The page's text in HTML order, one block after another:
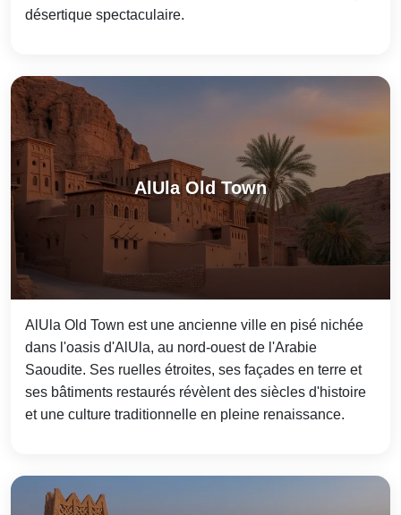
désertique spectaculaire.
AlUla Old Town
AlUla Old Town est une ancienne ville en pisé nichée
dans l'oasis d'AlUla, au nord-ouest de l'Arabie
Saoudite. Ses ruelles étroites, ses façades en terre et
ses bâtiments restaurés révèlent des siècles d'histoire
et une culture traditionnelle en pleine renaissance.